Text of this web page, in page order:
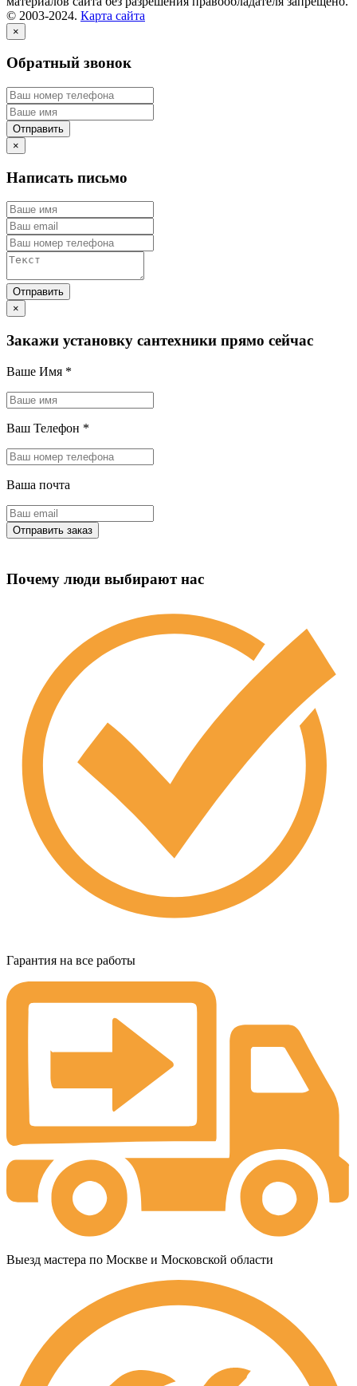
© 2003-2024. Карта сайта
×
Обратный звонок
×
Написать письмо
×
Закажи установку сантехники прямо сейчас
Ваше Имя *
Ваш Телефон *
Ваша почта
Почему люди выбирают нас
Гарантия на все работы
Выезд мастера по Москве и Московской области